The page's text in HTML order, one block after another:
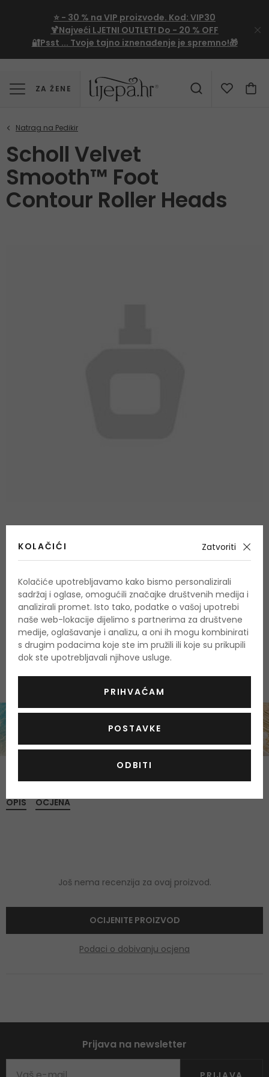
⭐ - 30 % na VIP proizvode. Kod: VIP30
🍹Najveći LJETNI OUTLET! Do - 20 % OFF
🔐Psst ... Tvoje tajno iznenađenje je spremno!🎁
ZA ŽENE
Scholl Velvet
Smooth™ Foot
Contour Roller Heads
Nažalost, ovaj proizvod trenutno nije dostupan
Zašto kupovati kod nas?
100 % originalni proizvodi
Najbolje cijene na tržištu
Brza i pouzdana dostava
O proizvodu
OPIS OCJENA
Još nema recenzija za ovaj proizvod.
OCIJENITE PROIZVOD
Podaci o dobivanju ocjena
Prijava na newsletter
KOLAČIĆI Zatvoriti
Kolačiće upotrebljavamo kako bismo personalizirali
sadržaj i oglase, omogućili značajke društvenih medija i
analizirali promet. Isto tako, podatke o vašoj upotrebi
naše web-lokacije dijelimo s partnerima za društvene
medije, oglašavanje i analizu, a oni ih mogu kombinirati
s drugim podacima koje ste im pružili ili koje su prikupili
dok ste upotrebljavali njihove usluge.
PRIHVAĆAM
POSTAVKE
ODBITI